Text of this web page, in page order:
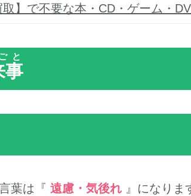
】で不要な本・CD・ゲーム・
事
と
葉は『 遠慮・気後れ 』になりま